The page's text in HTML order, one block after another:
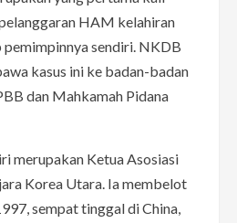
HAM kelahiran
sendiri. NKDB
kasus ini ke badan-badan
dan Mahkamah Pidana
merupakan Ketua Asosiasi
Korea Utara. Ia membelot
sempat tinggal di China,